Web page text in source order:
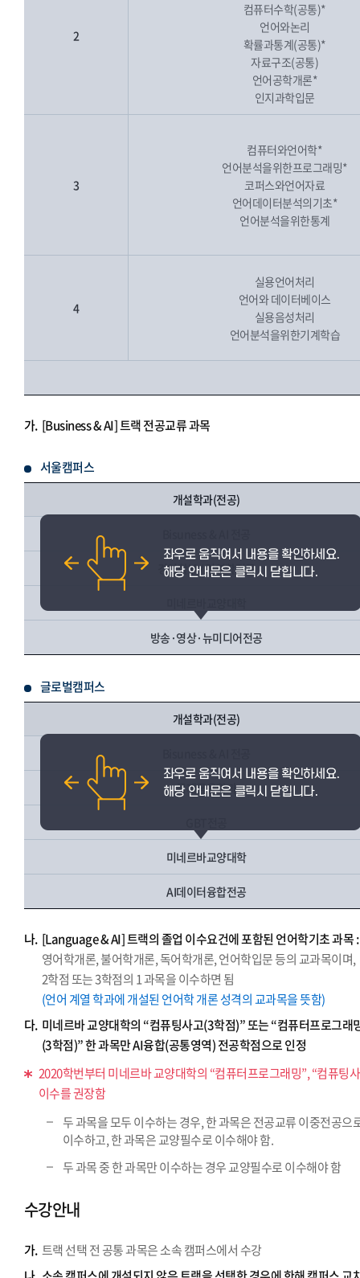
2
컴퓨터수학(공통)*
언어와논리
확률과통계(공통)*
자료구조(공통)
언어공학개론*
인지과학입문
3
컴퓨터와언어학*
언어분석을위한프로그래밍*
코퍼스와언어자료
언어데이터분석의기초*
언어분석을위한통계
4
실용언어처리
언어와 데이터베이스
실용음성처리
언어분석을위한기계학습
가. [Business & AI] 트랙 전공교류 과목
서울캠퍼스
개설학과(전공)
경영학부 / 경영학전공
방송·영상·뉴미디어전공
글로벌캠퍼스
개설학과(전공)
국제금융학과
미네르바교양대학
AI데이터융합전공
나. [Language & AI] 트랙의 졸업 이수요건에 포함된 언어학기초 과목 :
영어학개론, 불어학개론, 독어학개론, 언어학입문 등의 교과목이며,
2학점 또는 3학점의 1 과목을 이수하면 됨
(언어 계열 학과에 개설된 언어학 개론 성격의 교과목을 뜻함)
다. 미네르바 교양대학의 “컴퓨팅사고(3학점)” 또는 “컴퓨터프로그래
(3학점)” 한 과목만 AI융합(공통영역) 전공학점으로 인정
2020학번부터 미네르바 교양대학의 “컴퓨터프로그래밍”, “컴퓨팅
이수를 권장함
두 과목을 모두 이수하는 경우, 한 과목은 전공교류 이중전공으
이수하고, 한 과목은 교양필수로 이수해야 함.
두 과목 중 한 과목만 이수하는 경우 교양필수로 이수해야 함
수강안내
가. 트랙 선택 전 공통 과목은 소속 캠퍼스에서 수강